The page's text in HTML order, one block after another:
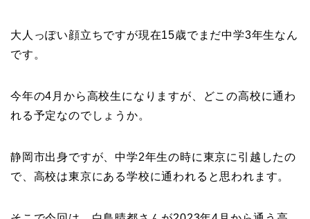
大人っぽい顔立ちですが現在15歳でまだ中学3年生なん
です。
今年の4月から高校生になりますが、どこの高校に通わ
れる予定なのでしょうか。
静岡市出身ですが、中学2年生の時に東京に引越したの
で、高校は東京にある学校に通われると思われます。